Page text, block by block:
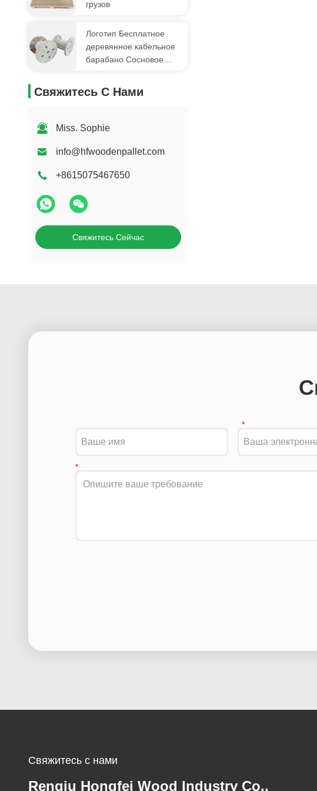
грузов
Логотип Бесплатное
деревянное кабельное
барабано Сосновое
Свяжитесь С Нами
Miss. Sophie
info@hfwoodenpallet.com
+8615075467650
Свяжитесь Сейчас
Свяжитесь с нами
Renqiu Hongfei Wood Industry Co.,